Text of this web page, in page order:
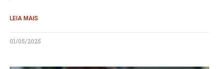
LEIA MAIS
01/05/2025